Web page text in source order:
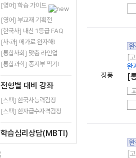
[영어] 학습 가이드
[영어] 부교재 기획전
[한국사] 내신 1등급 FAQ
[사·과] 메가로 완자해!
[통합사회] 맞춤 라인업
[통합과학] 종지부 찍기!
전형별 대비 강좌
[스펙] 한국사능력검정
[스펙] 한자급수자격검정
학습심리상담(MBTI)
장풍
[
완
[
[